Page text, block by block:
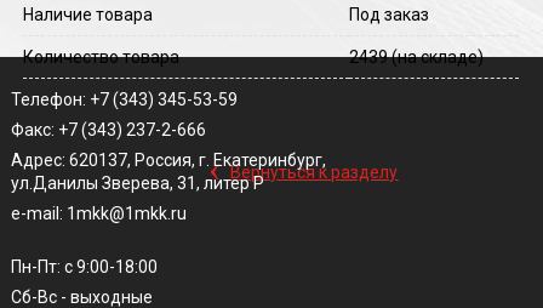
Наличие товара Под заказ
Количество товара 2439(на складе)
‹ Вернуться к разделу
Телефон: +7 (343) 345-53-59
Факс: +7 (343) 237-2-666
Адрес: 620137, Россия, г. Екатеринбург,
ул.Данилы Зверева, 31, литер Р
e-mail: 1mkk@1mkk.ru
Пн-Пт: с 9:00-18:00
Сб-Вс - выходные